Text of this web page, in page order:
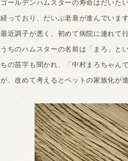
ゴールデンハムスターの寿命はだいた
経っており、だいぶ老衰が進んでいます
最近調子が悪く、初めて病院に連れて
うちのハムスターの名前は「まろ」と
ちの苗字も聞かれ、「中村まろちゃん
が、改めて考えるとペットの家族化が